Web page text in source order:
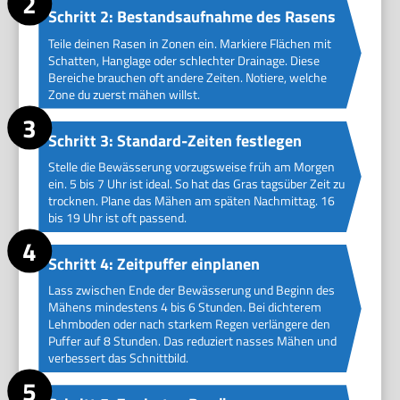
Schritt 2: Bestandsaufnahme des Rasens
Teile deinen Rasen in Zonen ein. Markiere Flächen mit
Schatten, Hanglage oder schlechter Drainage. Diese
Bereiche brauchen oft andere Zeiten. Notiere, welche
Zone du zuerst mähen willst.
Schritt 3: Standard-Zeiten festlegen
Stelle die Bewässerung vorzugsweise früh am Morgen
ein. 5 bis 7 Uhr ist ideal. So hat das Gras tagsüber Zeit zu
trocknen. Plane das Mähen am späten Nachmittag. 16
bis 19 Uhr ist oft passend.
Schritt 4: Zeitpuffer einplanen
Lass zwischen Ende der Bewässerung und Beginn des
Mähens mindestens 4 bis 6 Stunden. Bei dichterem
Lehmboden oder nach starkem Regen verlängere den
Puffer auf 8 Stunden. Das reduziert nasses Mähen und
verbessert das Schnittbild.